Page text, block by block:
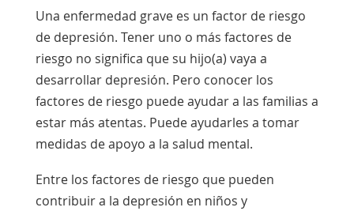
atención de salud mental.
Evaluar el riesgo de suicidio puede ser
más difícil en niños y adolescentes con
enfermedades graves. Es posible que le
pidan que salga de la habitación
mientras el miembro del equipo de
riesgo de suicidio. Esto puede ayudar a
que su hijo(a) se sienta más cómodo y
Una enfermedad grave es un factor de riesgo
de depresión. Tener uno o más factores de
riesgo no significa que su hijo(a) vaya a
desarrollar depresión. Pero conocer los
factores de riesgo puede ayudar a las familias a
estar más atentas. Puede ayudarles a tomar
medidas de apoyo a la salud mental.
Entre los factores de riesgo que pueden
contribuir a la depresión en niños y